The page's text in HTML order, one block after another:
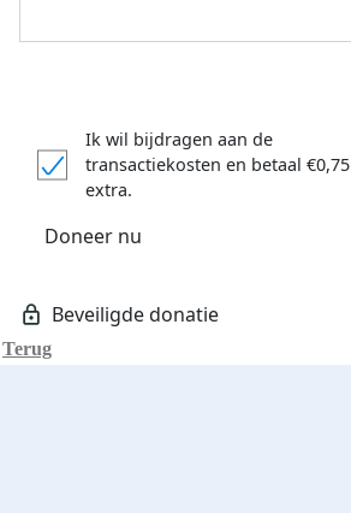
Donateurs bedankt
Terug
Ik wil bijdragen aan de
transactiekosten en betaal €0,75
extra.
Doneer nu